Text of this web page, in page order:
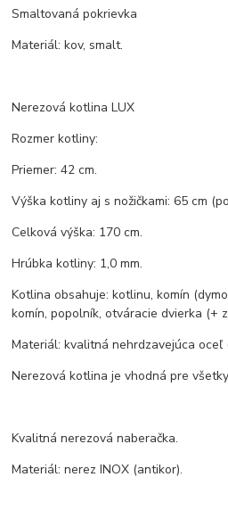
Smaltovaná pokrievka
Materiál: kov, smalt.
Nerezová kotlina LUX
Rozmer kotliny:
Priemer: 42 cm.
Výška kotliny aj s nožičkami: 65 cm
Celková výška: 170 cm.
Hrúbka kotliny: 1,0 mm.
Kotlina obsahuje: kotlinu, komín
komín, popolník, otváracie dvierka (+
Materiál: kvalitná nehrdzavejúca oceľ
Nerezová kotlina je vhodná pre
Kvalitná nerezová naberačka.
Materiál: nerez INOX (antikor).